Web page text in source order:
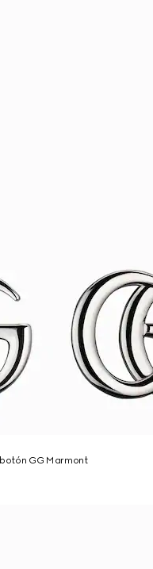
GG Marmont